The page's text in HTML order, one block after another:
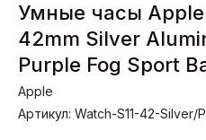
Умные часы Apple
42mm Silver
Purple Fog Sport
Apple
Артикул: Watch-S11-42-Silver/